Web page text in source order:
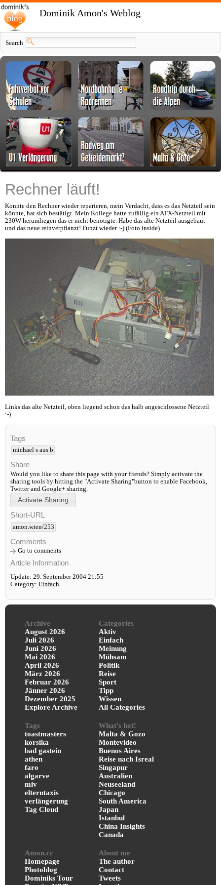
Dominik Amon's Weblog
Search
Rechner läuft!
Konnte den Rechner wieder reparieren, mein Verdacht, dass es das Netzteil sein
könnte, hat sich bestätigt. Mein Kollege hatte zufällig ein ATX-Netzteil mit
230W herumliegen das er nicht benötigte. Habe das alte Netzteil ausgebaut
und das neue reinverpflanzt! Funzt wieder :-) (Foto inside)
Links das alte Netzteil, oben liegend schon das halb angeschlossene Netzteil
:-)
Tags
michael s aus b
Share
Would you like to share this page with your friends? Simply activate the
sharing tools by hitting the "Activate Sharing"button to enable Facebook,
Twitter and Google+ sharing.
Short-URL
amon.wien/253
Comments
Go to comments
Article Information
Update: 29. September 2004 21:55
Category: Einfach
Archive
August 2026
Juli 2026
Juni 2026
Mai 2026
April 2026
März 2026
Februar 2026
Jänner 2026
Dezember 2025
Explore Archive
Categories
Aktiv
Einfach
Meinung
Mühsam
Politik
Reise
Sport
Tipp
Wissen
All Categories
Tags
toastmasters
korsika
bad gastein
athen
faro
algarve
miv
elterntaxis
verlängerung
Tag Cloud
What's hot!
Malta & Gozo
Montevideo
Buenos Aires
Reise nach Isreal
Singapur
Australien
Neuseeland
Chicago
South America
Japan
Istanbul
China Insights
Canada
Amon.cc
Homepage
Photoblog
Dominiks Tour
About me
The author
Contact
Tweets